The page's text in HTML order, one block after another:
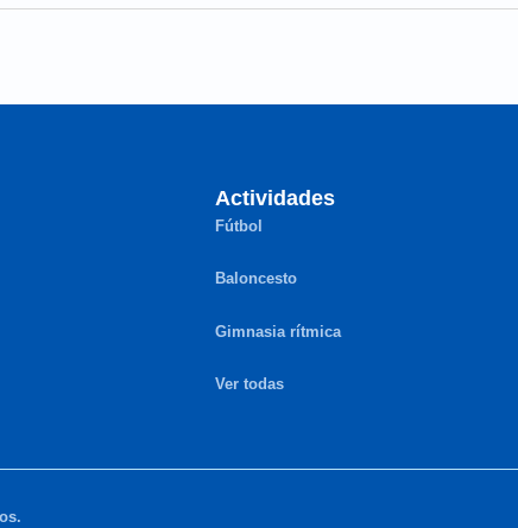
Actividades
Fútbol
Baloncesto
Gimnasia rítmica
Ver todas